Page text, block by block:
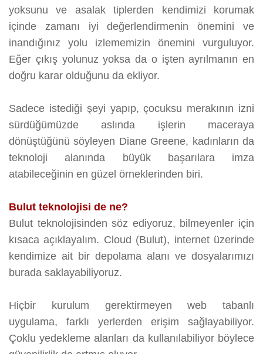
yoksunu ve asalak tiplerden kendimizi korumak
içinde zamanı iyi değerlendirmenin önemini ve
inandığınız yolu izlememizin önemini vurguluyor.
Eğer çıkış yolunuz yoksa da o işten ayrılmanın en
doğru karar olduğunu da ekliyor.
Sadece istediği şeyi yapıp, çocuksu merakının izni
sürdüğümüzde aslında işlerin maceraya
dönüştüğünü söyleyen Diane Greene, kadınların da
teknoloji alanında büyük başarılara imza
atabileceğinin en güzel örneklerinden biri.
Bulut teknolojisi de ne?
Bulut teknolojisinden söz ediyoruz, bilmeyenler için
kısaca açıklayalım. Cloud (Bulut), internet üzerinde
kendimize ait bir depolama alanı ve dosyalarımızı
burada saklayabiliyoruz.
Hiçbir kurulum gerektirmeyen web tabanlı
uygulama, farklı yerlerden erişim sağlayabiliyor.
Çoklu yedekleme alanları da kullanılabiliyor böylece